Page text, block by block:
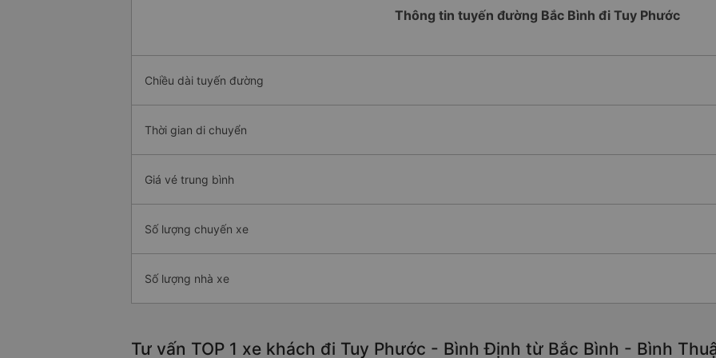
Thông tin tuyến đường Bắc Bình đi Tuy Phước
Chiều dài tuyến đường
Thời gian di chuyển
Giá vé trung bình
Số lượng chuyến xe
Số lượng nhà xe
Tư vấn TOP 1 xe khách đi Tuy Phước - Bình Định từ Bắc Bình - Bình